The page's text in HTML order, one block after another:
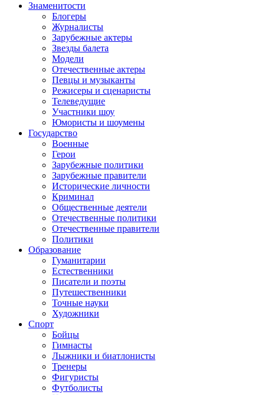
Знаменитости
Блогеры
Журналисты
Зарубежные актеры
Звезды балета
Модели
Отечественные актеры
Певцы и музыканты
Режисеры и сценаристы
Телеведущие
Участники шоу
Юмористы и шоумены
Государство
Военные
Герои
Зарубежные политики
Зарубежные правители
Исторические личности
Криминал
Общественные деятели
Отечественные политики
Отечественные правители
Политики
Образование
Гуманитарии
Естественники
Писатели и поэты
Путешественники
Точные науки
Художники
Спорт
Бойцы
Гимнасты
Лыжники и биатлонисты
Тренеры
Фигуристы
Футболисты